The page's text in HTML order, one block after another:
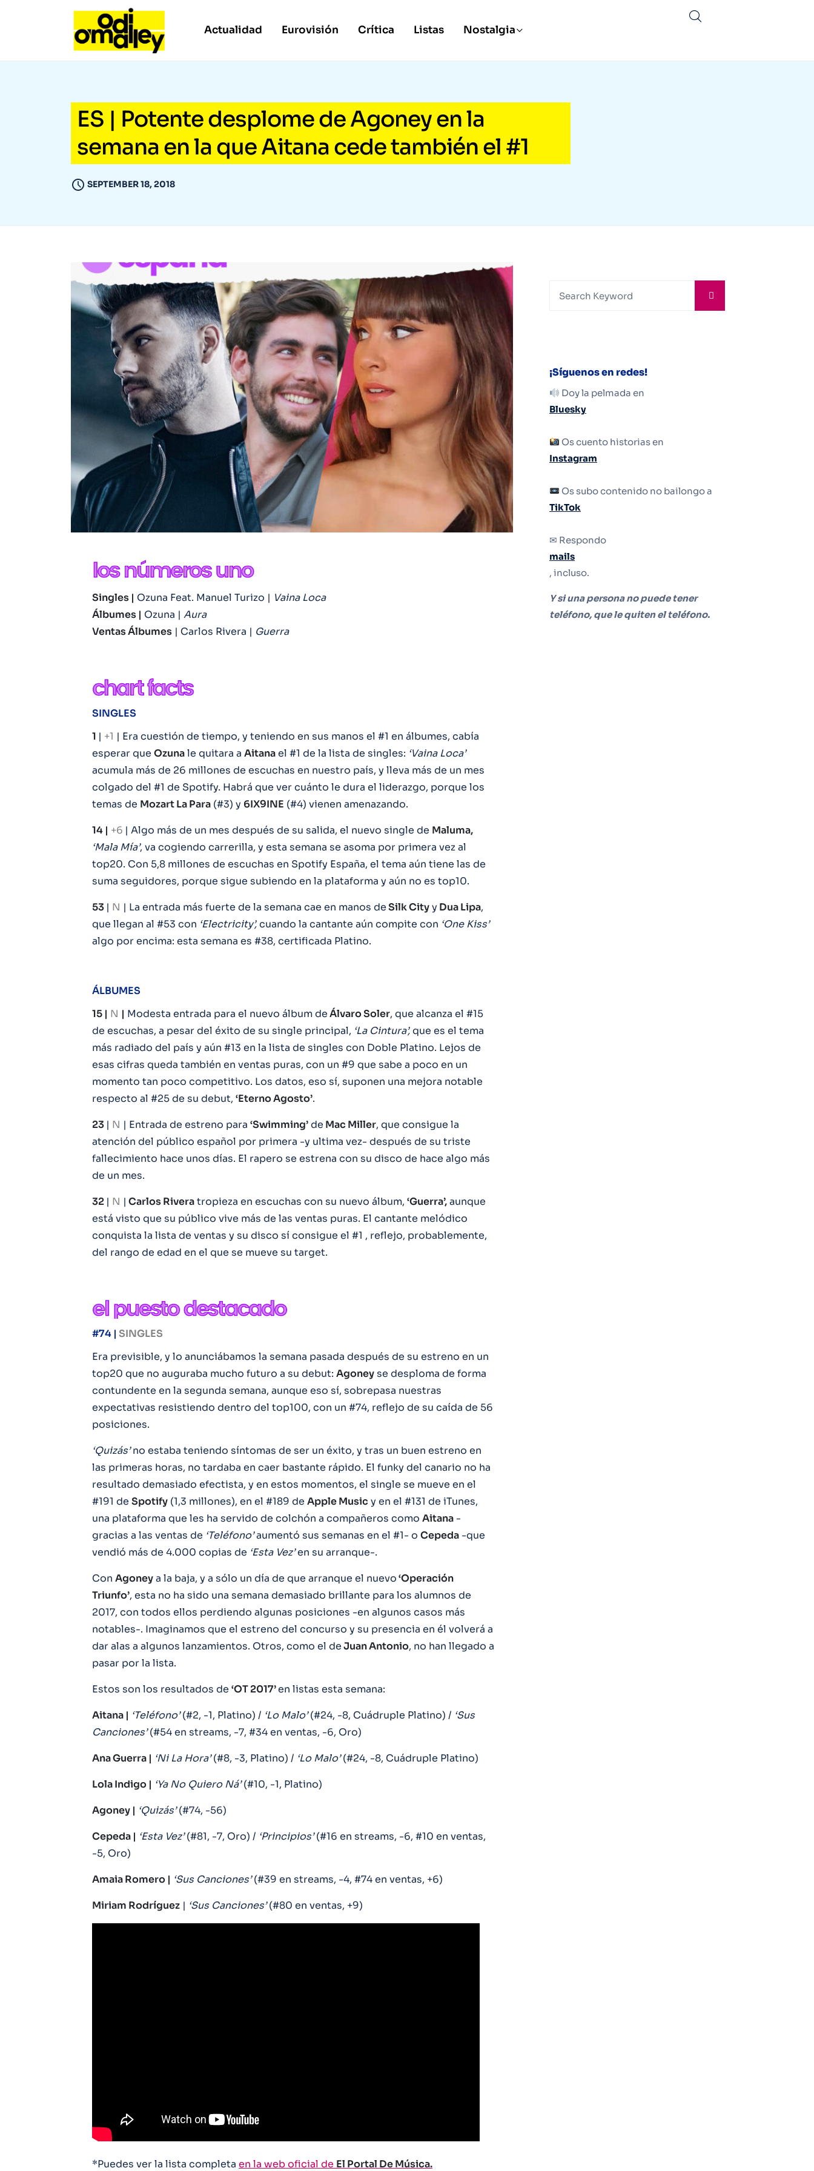
Actualidad Eurovisión Crítica Listas Nostalgia
ES | Potente desplome de Agoney en la
semana en la que Aitana cede también el #1
SEPTEMBER 18, 2018
Singles | Ozuna Feat. Manuel Turizo | Vaina Loca
Álbumes | Ozuna | Aura
Ventas Álbumes | Carlos Rivera | Guerra
SINGLES
1 | +1 | Era cuestión de tiempo, y teniendo en sus manos el #1 en álbumes, cabía
esperar que Ozunale quitara a Aitanael #1 de la lista de singles: ‘Vaina Loca’
acumula más de 26 millones de escuchas en nuestro país, y lleva más de un mes
colgado del #1 de Spotify. Habrá que ver cuánto le dura el liderazgo, porque los
temas de Mozart La Para (#3) y 6IX9INE (#4) vienen amenazando.
14 | +6 | Algo más de un mes después de su salida, el nuevo single de Maluma,
‘Mala Mía’, va cogiendo carrerilla, y esta semana se asoma por primera vez al
top20. Con 5,8 millones de escuchas en Spotify España, el tema aún tiene las de
suma seguidores, porque sigue subiendo en la plataforma y aún no es top10.
53 | N | La entrada más fuerte de la semana cae en manos deSilk Cityy Dua Lipa,
que llegan al #53 con ‘Electricity’,cuando la cantante aún compite con ‘One Kiss’
algo por encima: esta semana es #38, certificada Platino.
ÁLBUMES
15 | N | Modesta entrada para el nuevo álbum deÁlvaro Soler, que alcanza el #15
de escuchas, a pesar del éxito de su single principal, ‘La Cintura’,que es el tema
más radiado del país y aún #13 en la lista de singles con Doble Platino. Lejos de
esas cifras queda también en ventas puras, con un #9 que sabe a poco en un
momento tan poco competitivo. Los datos, eso sí, suponen una mejora notable
respecto al #25 de su debut, ‘Eterno Agosto’.
23 | N | Entrada de estreno para ‘Swimming’de Mac Miller, que consigue la
atención del público español por primera -y ultima vez- después de su triste
fallecimiento hace unos días. El rapero se estrena con su disco de hace algo más
de un mes.
32 | N | Carlos Riveratropieza en escuchas con su nuevo álbum, ‘Guerra’,aunque
está visto que su público vive más de las ventas puras. El cantante melódico
conquista la lista de ventas y su disco sí consigue el #1 , reflejo, probablemente,
del rango de edad en el que se mueve su target.
#74 | SINGLES
Era previsible, y lo anunciábamos la semana pasada después de su estreno en un
top20 que no auguraba mucho futuro a su debut: Agoneyse desploma de forma
contundente en la segunda semana, aunque eso sí, sobrepasa nuestras
expectativas resistiendo dentro del top100, con un #74, reflejo de su caída de 56
posiciones.
‘Quizás’no estaba teniendo síntomas de ser un éxito, y tras un buen estreno en
las primeras horas, no tardaba en caer bastante rápido. El funky del canario no ha
resultado demasiado efectista, y en estos momentos, el single se mueve en el
#191 de Spotify (1,3 millones), en el #189 de Apple Music y en el #131 de iTunes,
una plataforma que les ha servido de colchón a compañeros como Aitana -
gracias a las ventas de ‘Teléfono’aumentó sus semanas en el #1- o Cepeda -que
vendió más de 4.000 copias de ‘Esta Vez’en su arranque-.
Con Agoneya la baja, y a sólo un día de que arranque el nuevo‘Operación
Triunfo’, esta no ha sido una semana demasiado brillante para los alumnos de
2017, con todos ellos perdiendo algunas posiciones -en algunos casos más
notables-. Imaginamos que el estreno del concurso y su presencia en él volverá a
dar alas a algunos lanzamientos. Otros, como el deJuan Antonio, no han llegado a
pasar por la lista.
Estos son los resultados de ‘OT 2017’en listas esta semana:
Aitana | ‘Teléfono’(#2, -1, Platino) / ‘Lo Malo’(#24, -8, Cuádruple Platino) / ‘Sus
Canciones’(#54 en streams, -7, #34 en ventas, -6, Oro)
Ana Guerra | ‘Ni La Hora’(#8, -3, Platino) / ‘Lo Malo’(#24, -8, Cuádruple Platino)
Lola Indigo | ‘Ya No Quiero Ná’(#10, -1, Platino)
Agoney | ‘Quizás’(#74, -56)
Cepeda | ‘Esta Vez’(#81, -7, Oro) / ‘Principios’(#16 en streams, -6, #10 en ventas,
-5, Oro)
Amaia Romero | ‘Sus Canciones’(#39 en streams, -4, #74 en ventas, +6)
Miriam Rodríguez | ‘Sus Canciones’(#80 en ventas, +9)
*Puedes ver la lista completa en la web oficial de El Portal De Música.
¡Síguenos en redes!
Doy la pelmada en
Bluesky
Os cuento historias en
Instagram
Os subo contenido no bailongo a
TikTok
✉ Respondo
mails
, incluso.
Y si una persona no puede tener
teléfono, que le quiten el teléfono.